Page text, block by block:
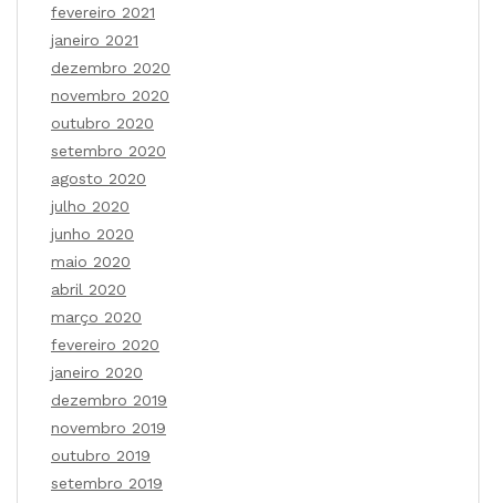
fevereiro 2021
janeiro 2021
dezembro 2020
novembro 2020
outubro 2020
setembro 2020
agosto 2020
julho 2020
junho 2020
maio 2020
abril 2020
março 2020
fevereiro 2020
janeiro 2020
dezembro 2019
novembro 2019
outubro 2019
setembro 2019